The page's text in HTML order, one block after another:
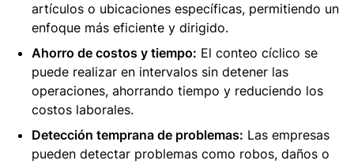
artículos o ubicaciones específicas, permitiendo un
enfoque más eficiente y dirigido.
Ahorro de costos y tiempo: El conteo cíclico se
puede realizar en intervalos sin detener las
operaciones, ahorrando tiempo y reduciendo los
costos laborales.
Detección temprana de problemas: Las empresas
pueden detectar problemas como robos, daños o